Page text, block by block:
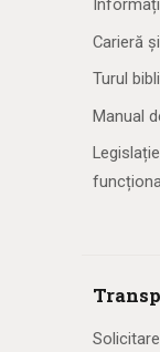
Carieră
Turul
Manual